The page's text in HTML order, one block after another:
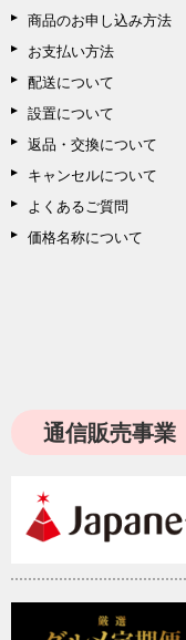
商品のお申し込み方法
お支払い方法
配送について
設置について
返品・交換について
キャンセルについて
よくあるご質問
価格名称について
通信販売事業